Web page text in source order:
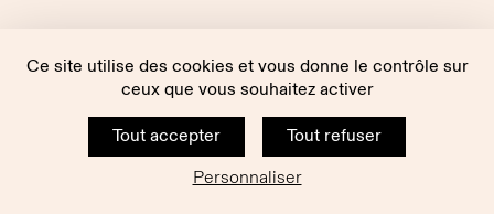
Ce site utilise des cookies et vous donne le contrôle sur
ceux que vous souhaitez activer
Tout accepter
Tout refuser
Personnaliser